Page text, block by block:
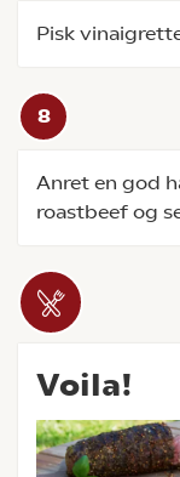
Pisk
Anret en god
roastbeef og
Voila!